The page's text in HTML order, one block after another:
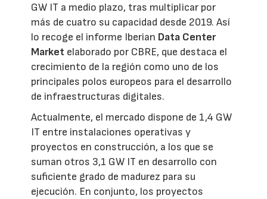
GW IT a medio plazo, tras multiplicar por
más de cuatro su capacidad desde 2019. Así
lo recoge el informe Iberian Data Center
Market elaborado por CBRE, que destaca el
crecimiento de la región como uno de los
principales polos europeos para el desarrollo
de infraestructuras digitales.
Actualmente, el mercado dispone de 1,4 GW
IT entre instalaciones operativas y
proyectos en construcción, a los que se
suman otros 3,1 GW IT en desarrollo con
suficiente grado de madurez para su
ejecución. En conjunto, los proyectos